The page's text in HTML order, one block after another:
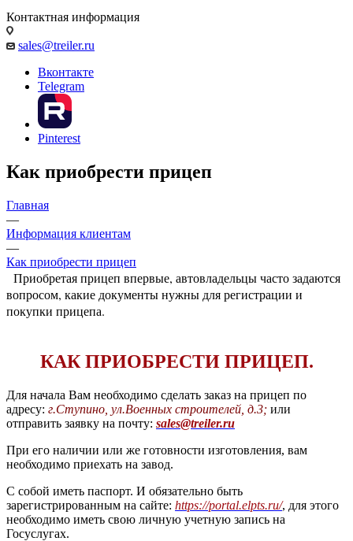
Контактная информация
sales@treiler.ru
Вконтакте
Telegram
Pinterest
Как приобрести прицеп
Главная
—
Информация клиентам
—
Как приобрести прицеп
Приобретая прицеп впервые, автовладельцы часто задаются
вопросом, какие документы нужны для регистрации и
покупки прицепа.
КАК ПРИОБРЕСТИ ПРИЦЕП.
Для начала Вам необходимо сделать заказ на прицеп по
адресу: г.Ступино, ул.Военных строителей, д.3; или
отправить заявку на почту: sales@treiler.ru
При его наличии или же готовности изготовления, вам
необходимо приехать на завод.
С собой иметь паспорт. И обязательно быть
зарегистрированным на сайте: https://portal.elpts.ru/, для этого
необходимо иметь свою личную учетную запись на
Госуслугах.